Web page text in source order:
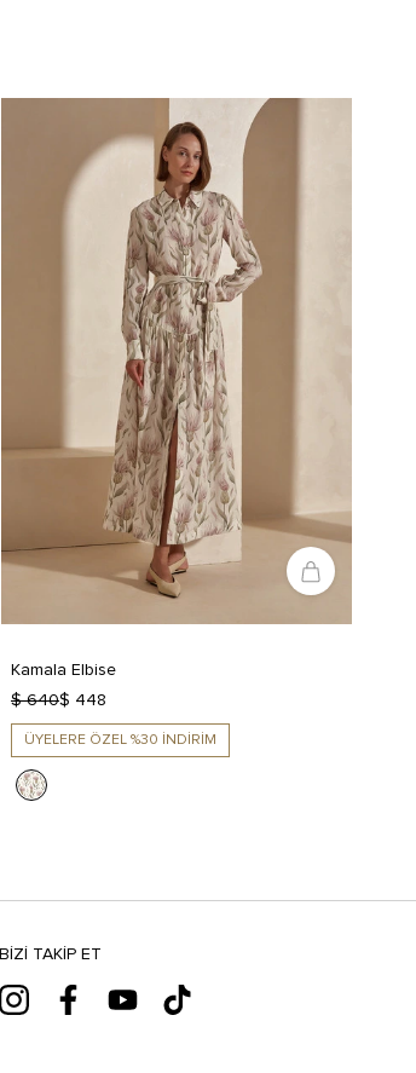
Kamala Elbise
$ 640$ 448
ÜYELERE ÖZEL %30 İNDİRİM
BIZI TAKIP ET